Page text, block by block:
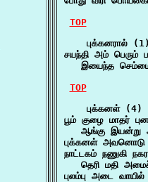
TOP
புக்கனரால்
சயந்தி அம் பெரும்
இயைந்த
TOP
    புக்கனள் (4)
பூம் குழை மாதர்
ஆங்கு இயன்று
புக்கனள் அவனொடு
நாட்டகம் நணுகி
தெரி மதி
புலம்பு அடை